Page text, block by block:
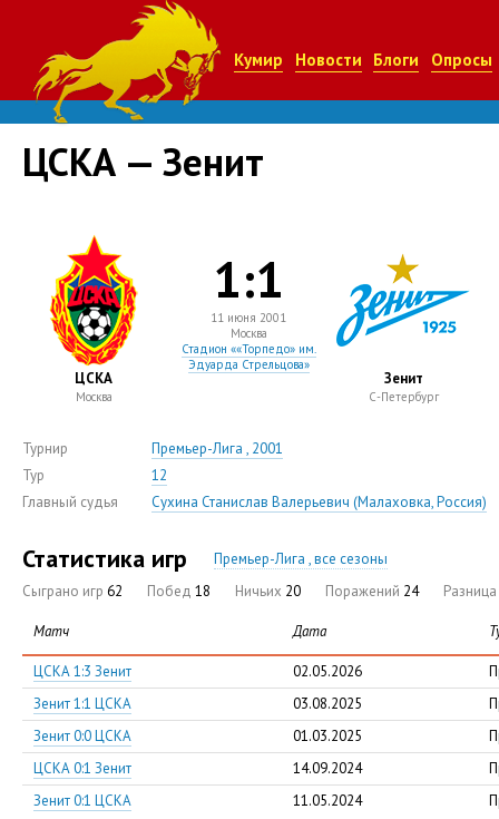
Кумир Новости Блоги Опросы
ЦСКА — Зенит
ЦСКА
Москва
1:1
11 июня 2001
Москва
Стадион ««Торпедо» им.
Эдуарда Стрельцова»
Зенит
С-Петербург
Турнир
Премьер-Лига , 2001
Тур
12
Главный судья
Сухина Станислав Валерьевич (Малаховка, Россия)
Статистика игр
Премьер-Лига , все сезоны
Сыграно игр 62 Побед 18 Ничьих 20 Поражений 24 Разница
Матч Дата
ЦСКА 1:3 Зенит 02.05.2026
Зенит 1:1 ЦСКА
03.08.2025
Зенит 0:0 ЦСКА
01.03.2025
ЦСКА 0:1 Зенит
14.09.2024
Зенит 0:1 ЦСКА
11.05.2024